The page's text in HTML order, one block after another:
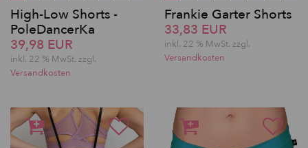
High-Low Shorts -
PoleDancerKa
39,98 EUR
inkl. 22 % MwSt. zzgl.
Versandkosten
Frankie Garter Shorts
33,83 EUR
inkl. 22 % MwSt. zzgl.
Versandkosten